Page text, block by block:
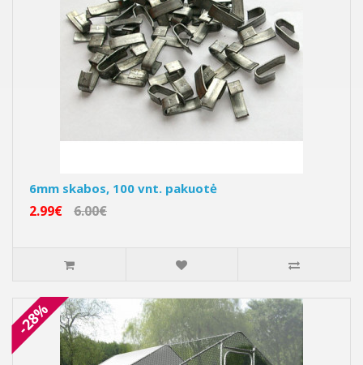
6mm skabos, 100 vnt. pakuotė
2.99€ 6.00€
-28%